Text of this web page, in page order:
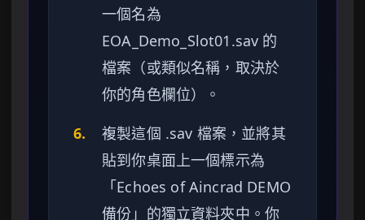
一個名為
EOA_Demo_Slot01.sav 的
檔案（或類似名稱，取決於
你的角色欄位）。
6.
複製這個 .sav 檔案，並將其
貼到你桌面上一個標示為
「Echoes of Aincrad DEMO
備份」的獨立資料夾中。你